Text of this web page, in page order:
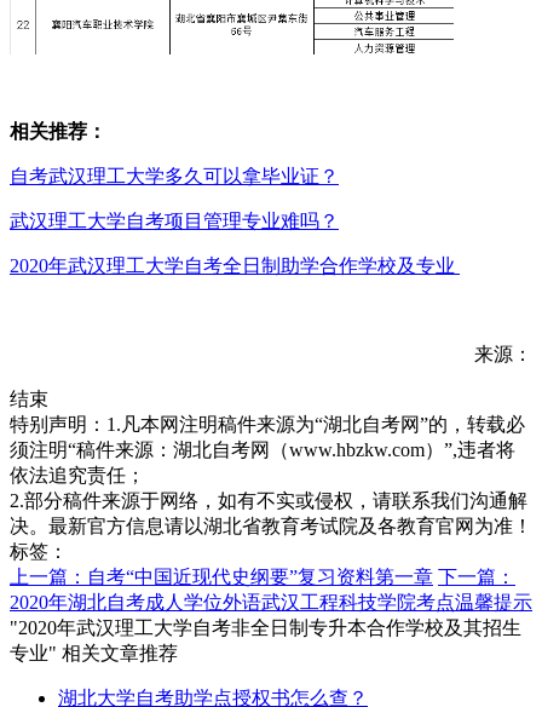
相关推荐：
自考武汉理工大学多久可以拿毕业证？
武汉理工大学自考项目管理专业难吗？
2020年武汉理工大学自考全日制助学合作学校及专业
来源：
结束
特别声明：1.凡本网注明稿件来源为“湖北自考网”的，转载必
须注明“稿件来源：湖北自考网（www.hbzkw.com）”,违者将
依法追究责任；
2.部分稿件来源于网络，如有不实或侵权，请联系我们沟通解
决。最新官方信息请以湖北省教育考试院及各教育官网为准！
标签：
上一篇：自考“中国近现代史纲要”复习资料第一章 下一篇：
2020年湖北自考成人学位外语武汉工程科技学院考点温馨提示
"2020年武汉理工大学自考非全日制专升本合作学校及其招生
专业" 相关文章推荐
湖北大学自考助学点授权书怎么查？